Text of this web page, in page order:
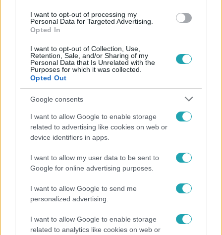
I want to opt-out of processing my
Personal Data for Targeted Advertising.
Opted In
I want to opt-out of Collection, Use,
Retention, Sale, and/or Sharing of my
Personal Data that Is Unrelated with the
Purposes for which it was collected.
Opted Out
Google consents
I want to allow Google to enable storage
related to advertising like cookies on web or
device identifiers in apps.
I want to allow my user data to be sent to
Google for online advertising purposes.
I want to allow Google to send me
personalized advertising.
I want to allow Google to enable storage
related to analytics like cookies on web or
Népszerű